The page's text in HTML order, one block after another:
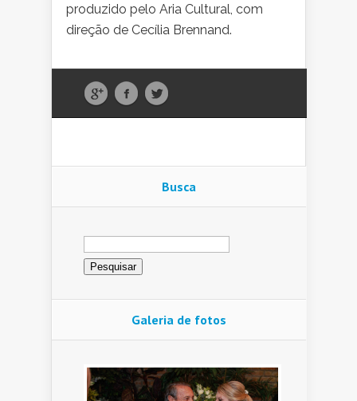
produzido pelo Aria Cultural, com
direção de Cecília Brennand.
Busca
Pesquisar
por:
Galeria de fotos